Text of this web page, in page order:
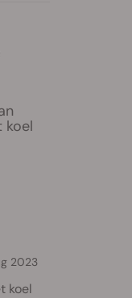
koel
2023
koel